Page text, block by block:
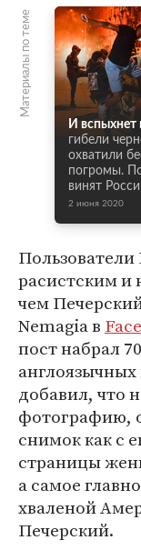
Материалы по теме
И вспыхнет
гибели
охватили
погромы.
винят
2 июня 2020
расистским и
чем
Nemagia в
пост набрал
добавил, что
фотографию,
снимок как с
страницы
а самое
хваленой
Печерский.